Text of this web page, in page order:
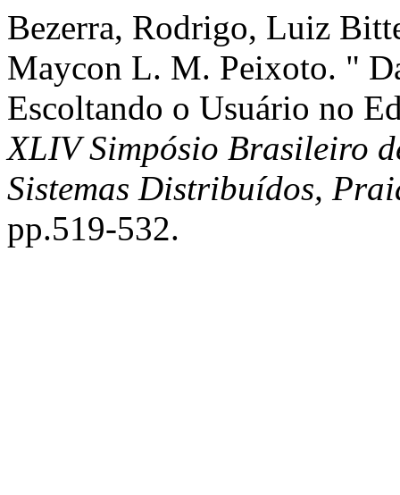
Bezerra, Rodrigo, Luiz
Maycon L. M. Peixoto. "
Escoltando o Usuário no
XLIV Simpósio Brasileiro
Sistemas Distribuídos,
pp.519-532.